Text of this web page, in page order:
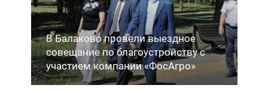
В Балаково провели выездное
совещание по благоустройству с
участием компании «ФосАгро»